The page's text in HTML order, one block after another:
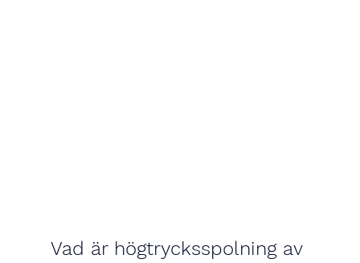
Vad är högtrycksspolning av